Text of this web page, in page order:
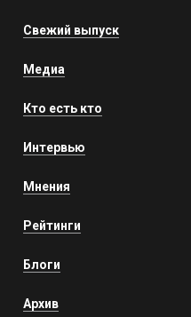
Свежий выпуск
Медиа
Кто есть кто
Интервью
Мнения
Рейтинги
Блоги
Архив